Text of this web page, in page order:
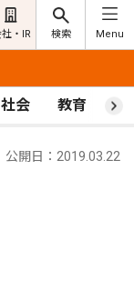
・IR 検索 Menu
社会 教育 ス
公開日：2019.03.22